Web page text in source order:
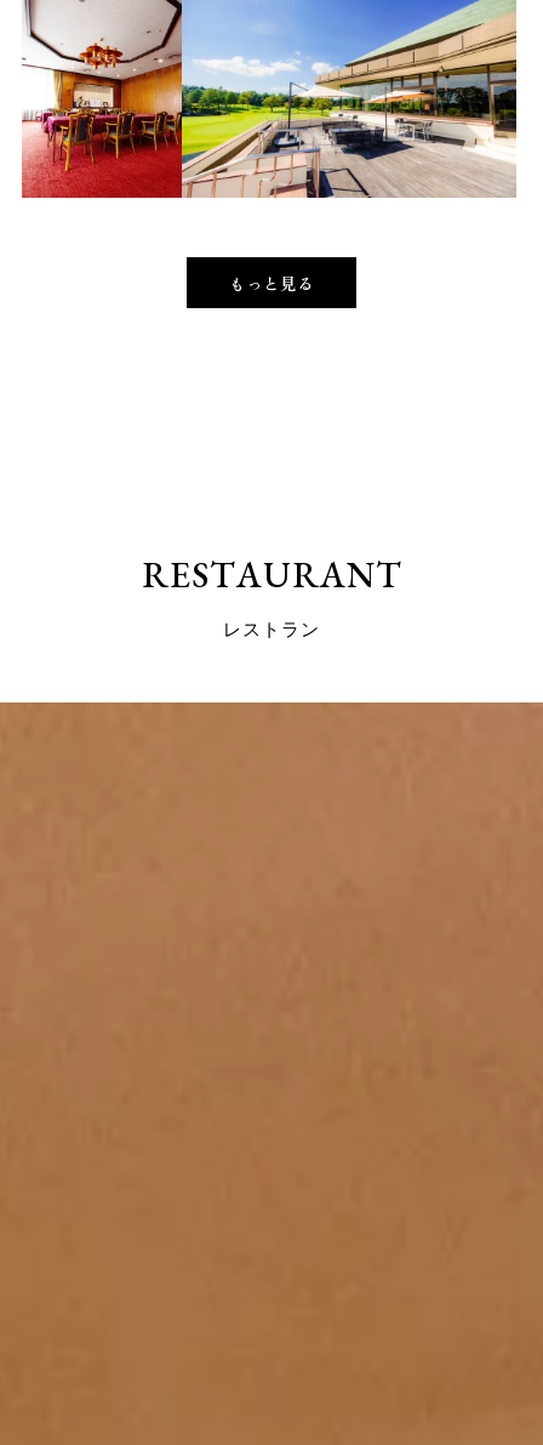
もっと見る
RESTAURANT
レス ト ラ ン